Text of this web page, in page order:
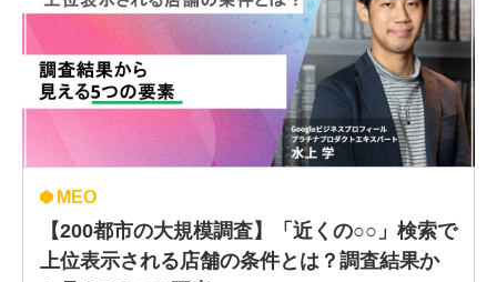
MEO
【200都市の大規模調査】「近くの○○」検索で
上位表示される店舗の条件とは？調査結果か